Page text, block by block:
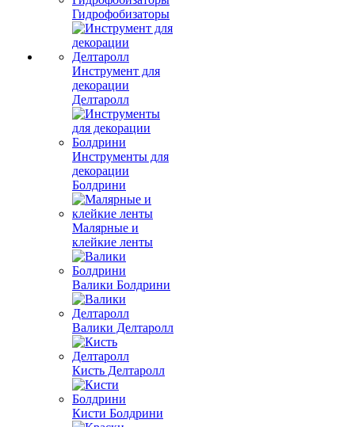
Гидрофобизаторы
Инструмент для
декорации
Делтаролл
Инструменты для
декорации
Болдрини
Малярные и
клейкие ленты
Валики Болдрини
Валики Делтаролл
Кисть Делтаролл
Кисти Болдрини